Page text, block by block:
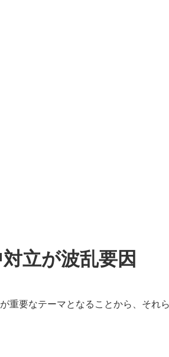
立が波乱要因
重要なテーマとなることから、それら